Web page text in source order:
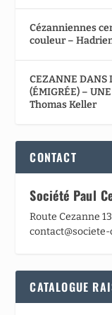
Cézanniennes
couleur –
CEZANNE DANS
(ÉMIGRÉE) –
Thomas Keller
CONTACT
Société Paul
Route Cezanne
CATALOGUE